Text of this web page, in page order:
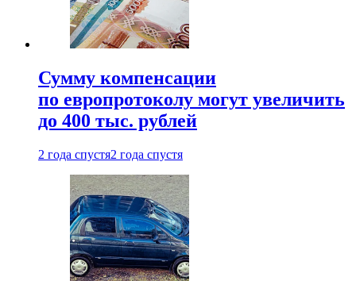
Сумму компенсации
по европротоколу могут увеличить
до 400 тыс. рублей
2 года спустя2 года спустя